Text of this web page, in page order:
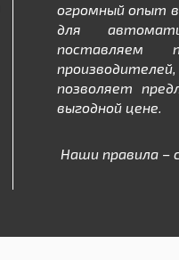
огромный опыт
для
поставляем
позволяет
выгодной цене.
Наши правила –